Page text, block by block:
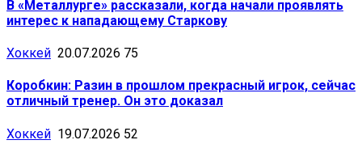
В «Металлурге» рассказали, когда начали проявлять
интерес к нападающему Старкову
Хоккей 20.07.2026 75
Коробкин: Разин в прошлом прекрасный игрок, сейчас
отличный тренер. Он это доказал
Хоккей 19.07.2026 52